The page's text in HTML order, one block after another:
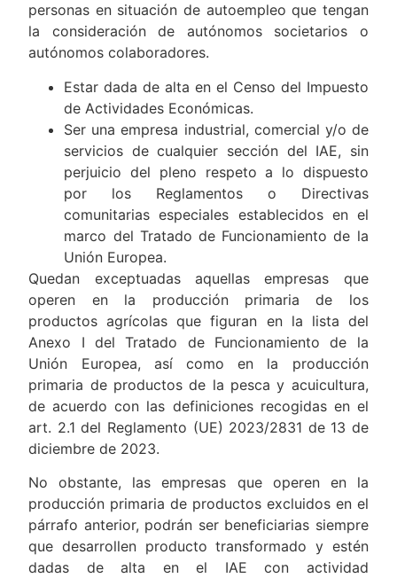
personas en situación de autoempleo que tengan
la consideración de autónomos societarios o
autónomos colaboradores.
Estar dada de alta en el Censo del Impuesto
de Actividades Económicas.
Ser una empresa industrial, comercial y/o de
servicios de cualquier sección del IAE, sin
perjuicio del pleno respeto a lo dispuesto
por los Reglamentos o Directivas
comunitarias especiales establecidos en el
marco del Tratado de Funcionamiento de la
Unión Europea.
Quedan exceptuadas aquellas empresas que
operen en la producción primaria de los
productos agrícolas que figuran en la lista del
Anexo I del Tratado de Funcionamiento de la
Unión Europea, así como en la producción
primaria de productos de la pesca y acuicultura,
de acuerdo con las definiciones recogidas en el
art. 2.1 del Reglamento (UE) 2023/2831 de 13 de
diciembre de 2023.
No obstante, las empresas que operen en la
producción primaria de productos excluidos en el
párrafo anterior, podrán ser beneficiarias siempre
que desarrollen producto transformado y estén
dadas de alta en el IAE con actividad